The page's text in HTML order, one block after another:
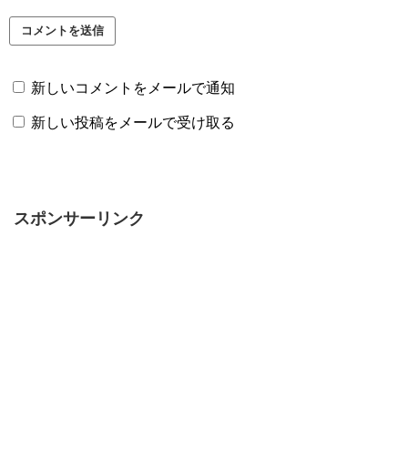
新しいコメントをメールで通知
新しい投稿をメールで受け取る
スポンサーリンク